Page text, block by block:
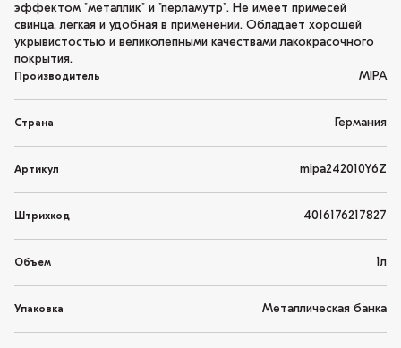
эффектом "металлик" и "перламутр". Не имеет примесей
свинца, легкая и удобная в применении. Обладает хорошей
укрывистостью и великолепными качествами лакокрасочного
покрытия.
Производитель MIPA
Страна Германия
Артикул mipa242010Y6Z
Штрихкод 4016176217827
Объем 1л
Упаковка Металлическая банка